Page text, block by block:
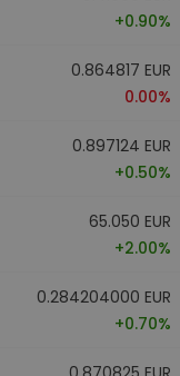
+0.90%
0.864817 EUR
0.00%
0.897124 EUR
+0.50%
65.050 EUR
+2.00%
0.284204000 EUR
+0.70%